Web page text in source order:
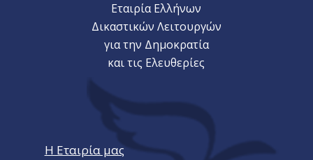
Εταιρία Ελλήνων
Δικαστικών Λειτουργών
για την Δημοκρατία
και τις Ελευθερίες
Η Εταιρία μας